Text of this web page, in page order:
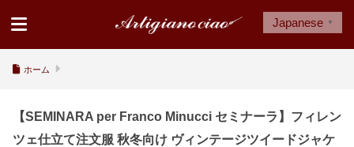
ホーム
【SEMINARA per Franco Minucci セミナーラ】フィレン
ツェ仕立て注文服 秋冬向け ヴィンテージツイードジャケ
Japanese ▼